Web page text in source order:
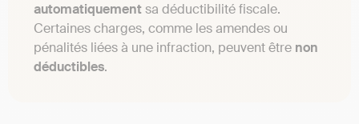
automatiquementsa déductibilité fiscale.
Certaines charges, comme les amendes ou
pénalités liées à une infraction, peuvent être non
déductibles.